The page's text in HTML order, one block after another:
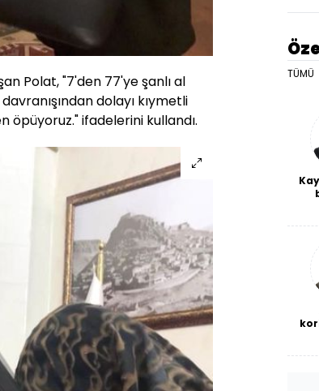
Polat, "7'den 77'ye şanlı al
davranışından dolayı kıymetli
ifadelerini kullandı.
TÜMÜ